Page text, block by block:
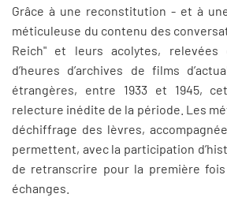
Grâce à une reconstitution - et à
méticuleuse du contenu des
Reich" et leurs acolytes, relevées
d’heures d’archives de films
étrangères, entre 1933 et 1945,
relecture inédite de la période. Les
déchiffrage des lèvres,
permettent, avec la participation
de retranscrire pour la première
échanges.